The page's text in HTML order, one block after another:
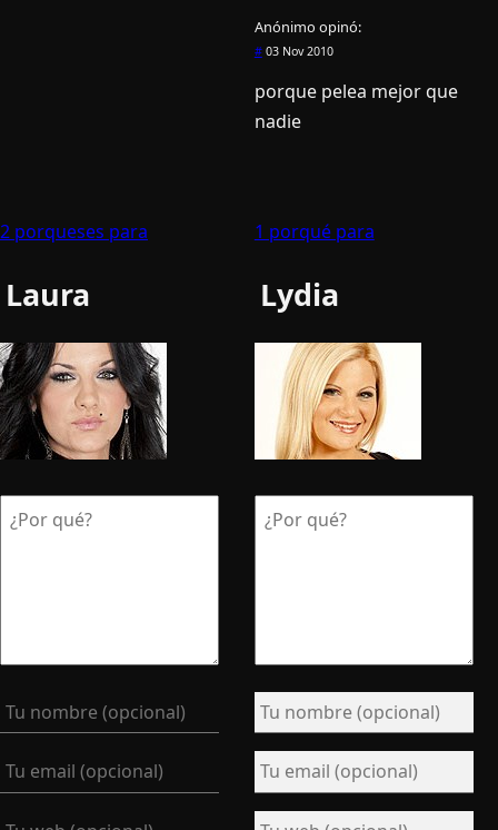
Anónimo opinó:
#03 Nov 2010
porque pelea mejor que
nadie
2 porqueses para
Laura
1 porqué para
Lydia